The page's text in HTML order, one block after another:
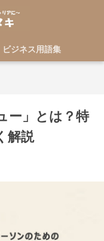
ビジネス用語集
ー」とは？特
解説